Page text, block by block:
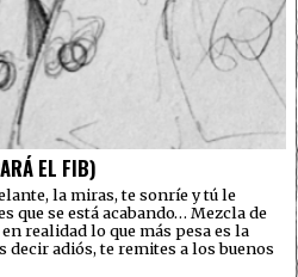
EL FIB)
la miras, te sonríe y tú le
que se está acabando… Mezcla de
realidad lo que más pesa es la
decir adiós, te remites a los buenos